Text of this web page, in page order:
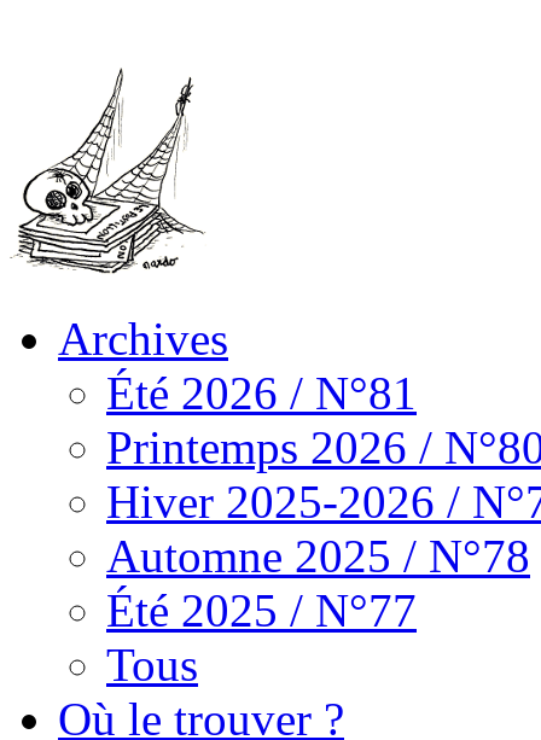
Archives
Été 2026 / N°81
Printemps 2026 /
Hiver 2025-2026 /
Automne 2025 / N°78
Été 2025 / N°77
Tous
Où le trouver ?